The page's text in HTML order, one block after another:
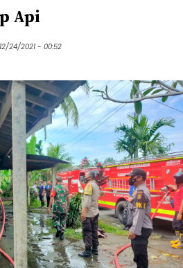
Api
24/2021 - 00:52